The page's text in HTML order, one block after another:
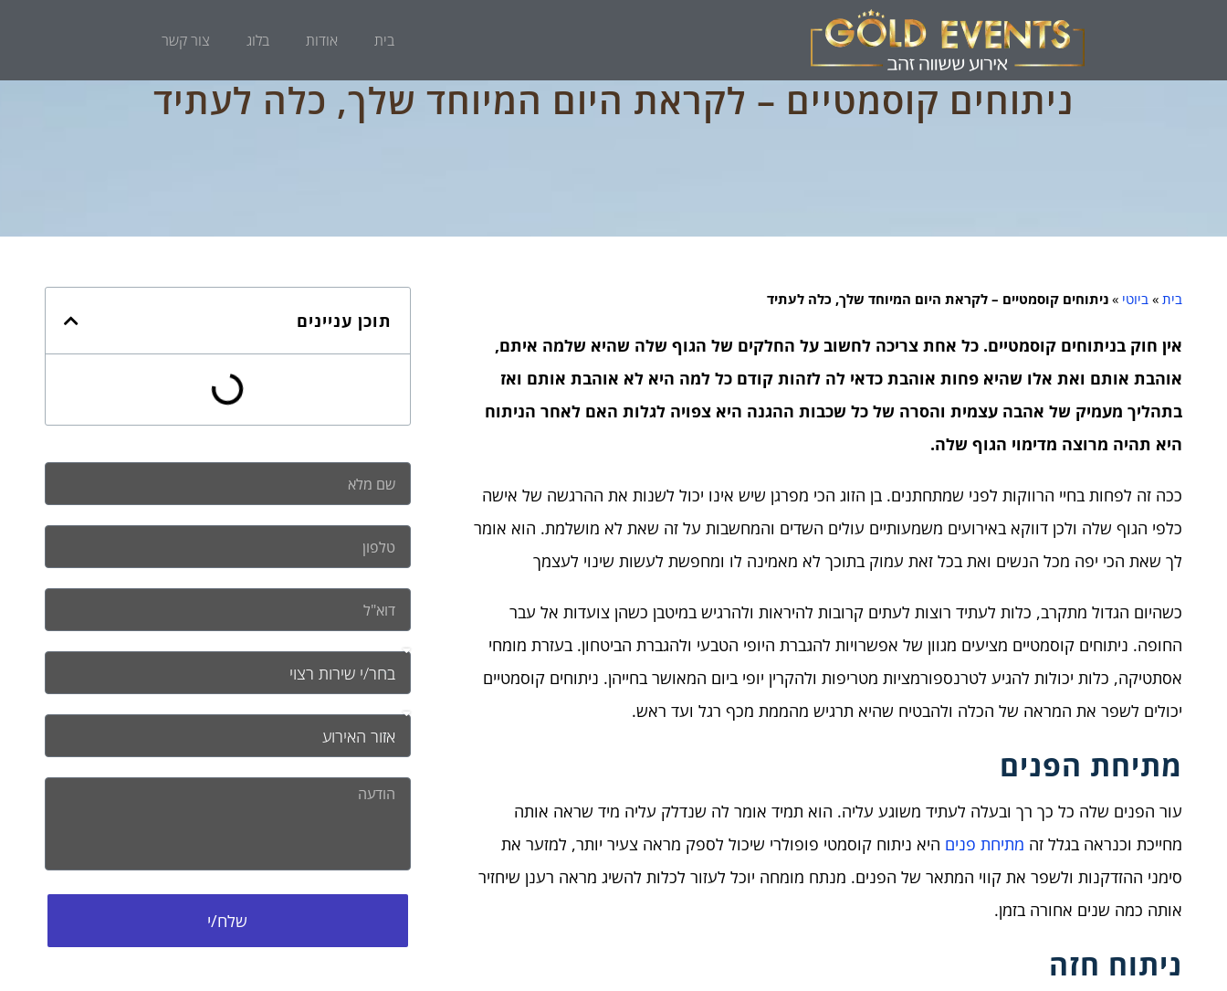
בית אודות בלוג צור קשר
ניתוחים קוסמטיים – לקראת היום המיוחד שלך, כלה לעתיד
בית » ביוטי » ניתוחים קוסמטיים – לקראת היום המיוחד שלך, כלה לעתיד
אין חוק בניתוחים קוסמטיים. כל אחת צריכה לחשוב על החלקים של הגוף שלה שהיא שלמה איתם,
אוהבת אותם ואת אלו שהיא פחות אוהבת כדאי לה לזהות קודם כל למה היא לא אוהבת אותם ואז
בתהליך מעמיק של אהבה עצמית והסרה של כל שכבות ההגנה היא צפויה לגלות האם לאחר הניתוח
היא תהיה מרוצה מדימוי הגוף שלה.
ככה זה לפחות בחיי הרווקות לפני שמתחתנים. בן הזוג הכי מפרגן שיש אינו יכול לשנות את ההרגשה של אישה
כלפי הגוף שלה ולכן דווקא באירועים משמעותיים עולים השדים והמחשבות על זה שאת לא מושלמת. הוא אומר
לך שאת הכי יפה מכל הנשים ואת בכל זאת עמוק בתוכך לא מאמינה לו ומחפשת לעשות שינוי לעצמך
כשהיום הגדול מתקרב, כלות לעתיד רוצות לעתים קרובות להיראות ולהרגיש במיטבן כשהן צועדות אל עבר
החופה. ניתוחים קוסמטיים מציעים מגוון של אפשרויות להגברת היופי הטבעי ולהגברת הביטחון. בעזרת מומחי
אסתטיקה, כלות יכולות להגיע לטרנספורמציות מטריפות ולהקרין יופי ביום המאושר בחייהן. ניתוחים קוסמטיים
יכולים לשפר את המראה של הכלה ולהבטיח שהיא תרגיש מהממת מכף רגל ועד ראש.
מתיחת הפנים
עור הפנים שלה כל כך רך ובעלה לעתיד משוגע עליה. הוא תמיד אומר לה שנדלק עליה מיד שראה אותה
מחייכת וכנראה בגלל זה מתיחת פנים היא ניתוח קוסמטי פופולרי שיכול לספק מראה צעיר יותר, למזער את
סימני ההזדקנות ולשפר את קווי המתאר של הפנים. מנתח מומחה יוכל לעזור לכלות להשיג מראה רענן שיחזיר
אותה כמה שנים אחורה בזמן.
ניתוח חזה
תוכן עניינים
שלח/י